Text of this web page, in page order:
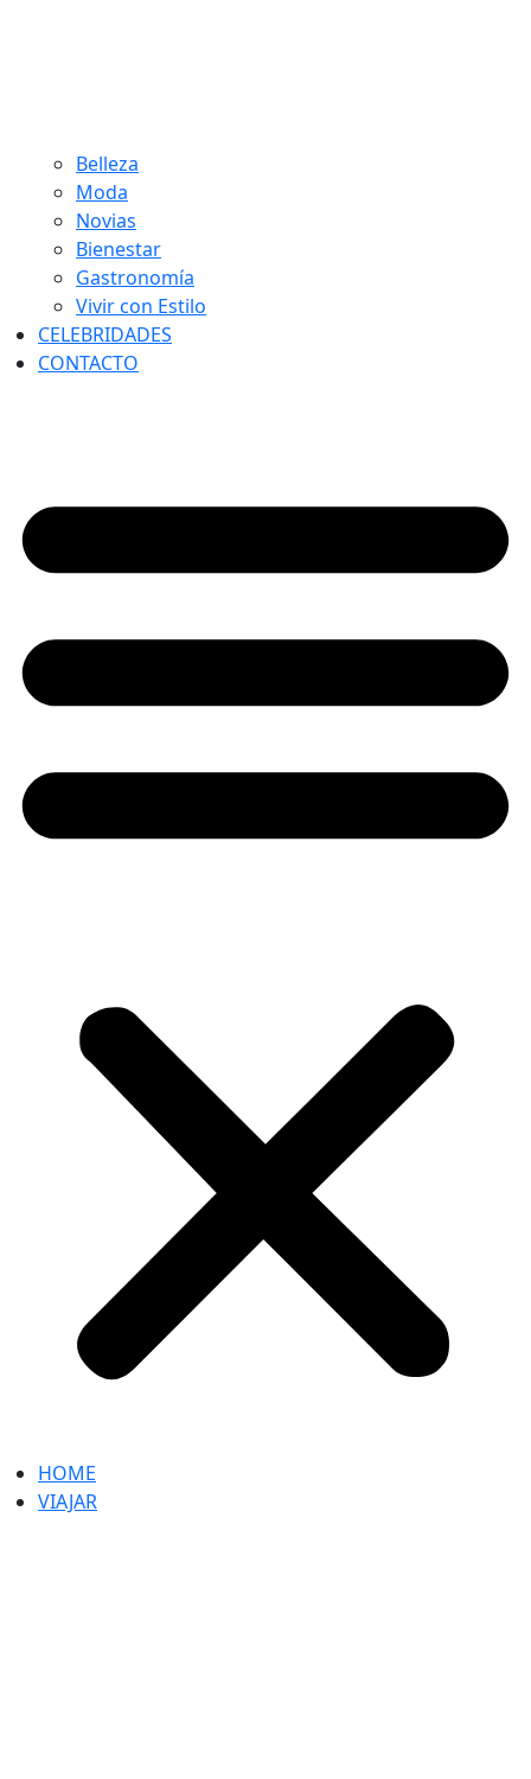
Belleza
Moda
Novias
Bienestar
Gastronomía
Vivir con Estilo
CELEBRIDADES
CONTACTO
HOME
VIAJAR